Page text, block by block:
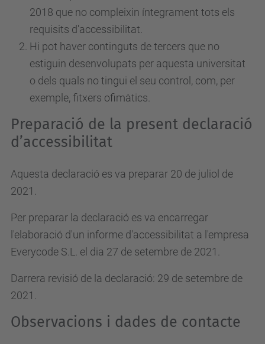
2018 que no compleixin íntegrament tots els
requisits d'accessibilitat.
Hi pot haver continguts de tercers que no
estiguin desenvolupats per aquesta universitat
o dels quals no tingui el seu control, com, per
exemple, fitxers ofimàtics.
Preparació de la present declaració
d’accessibilitat
Aquesta declaració es va preparar 20 de juliol de
2021.
Per preparar la declaració es va encarregar
l'elaboració d'un informe d'accessibilitat a l'empresa
Everycode S.L. el dia 27 de setembre de 2021.
Darrera revisió de la declaració: 29 de setembre de
2021.
Observacions i dades de contacte